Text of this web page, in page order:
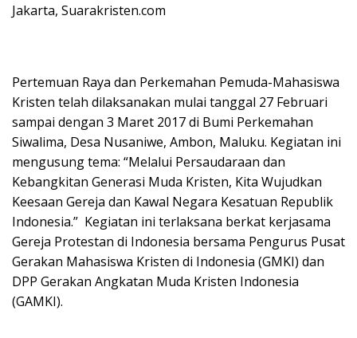
Jakarta, Suarakristen.com
Pertemuan Raya dan Perkemahan Pemuda-Mahasiswa
Kristen telah dilaksanakan mulai tanggal 27 Februari
sampai dengan 3 Maret 2017 di Bumi Perkemahan
Siwalima, Desa Nusaniwe, Ambon, Maluku. Kegiatan ini
mengusung tema: “Melalui Persaudaraan dan
Kebangkitan Generasi Muda Kristen, Kita Wujudkan
Keesaan Gereja dan Kawal Negara Kesatuan Republik
Indonesia.” Kegiatan ini terlaksana berkat kerjasama
Gereja Protestan di Indonesia bersama Pengurus Pusat
Gerakan Mahasiswa Kristen di Indonesia (GMKI) dan
DPP Gerakan Angkatan Muda Kristen Indonesia
(GAMKI).